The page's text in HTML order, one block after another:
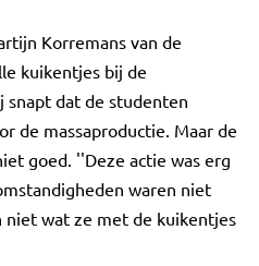
Korremans van de
kuikentjes bij de
snapt dat de studenten
de massaproductie. Maar de
goed. ''Deze actie was erg
waren niet
niet wat ze met de kuikentjes